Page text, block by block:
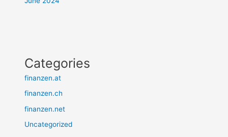
Categories
finanzen.at
finanzen.ch
finanzen.net
Uncategorized